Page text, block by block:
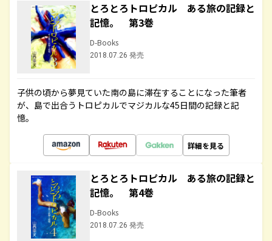
とろとろトロピカル ある旅の記録と
記憶。 第3巻
D-Books
2018.07.26 発売
子供の頃から夢見ていた南の島に滞在することになった筆者
が、島で出合うトロピカルでマジカルな45日間の記録と記
憶。
詳細を見る
とろとろトロピカル ある旅の記録と
記憶。 第4巻
D-Books
2018.07.26 発売